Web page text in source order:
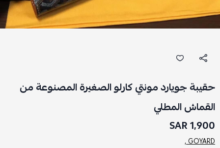
حقيبة جويارد مونتي كارلو الصغيرة المصنوعة من
القماش المطلي
1,900 SAR
GOYARD ,